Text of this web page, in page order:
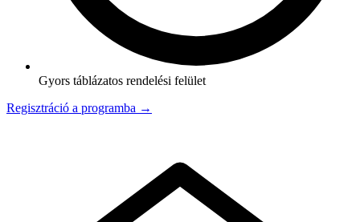
Gyors táblázatos rendelési felület
Regisztráció a programba →